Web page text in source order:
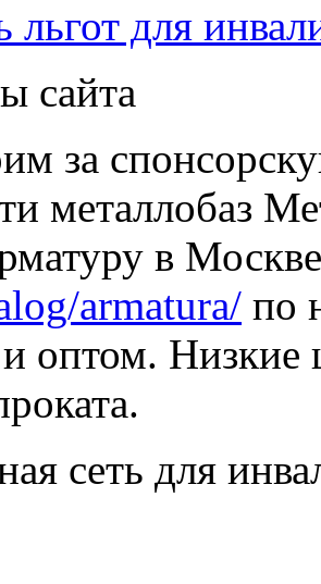
льгот для
сайта
за
металлобаз
в
armatura/ по
оптом. Низкие
сеть для